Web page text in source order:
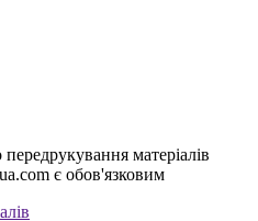
матеріалів
є обов'язковим